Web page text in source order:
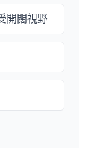
開闊視野